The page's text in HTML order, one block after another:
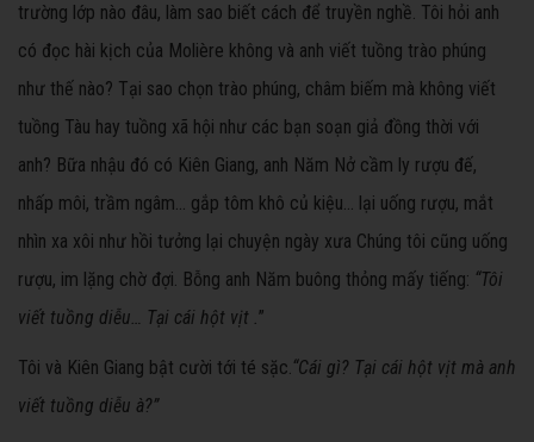
trường lớp nào đâu, làm sao biết cách để truyền nghề. Tôi hỏi anh
có đọc hài kịch của Molière không và anh viết tuồng trào phúng
như thế nào? Tại sao chọn trào phúng, châm biếm mà không viết
tuồng Tàu hay tuồng xã hội như các bạn soạn giả đồng thời với
anh? Bữa nhậu đó có Kiên Giang, anh Năm Nở cầm ly rượu đế,
nhấp môi, trầm ngâm… gắp tôm khô củ kiệu… lại uống rượu, mắt
nhìn xa xôi như hồi tưởng lại chuyện ngày xưa Chúng tôi cũng uống
rượu, im lặng chờ đợi. Bỗng anh Năm buông thỏng mấy tiếng: “Tôi
viết tuồng diễu… Tại cái hột vịt .”
Tôi và Kiên Giang bật cười tới té sặc.“Cái gì? Tại cái hột vịt mà anh
viết tuồng diễu à?”